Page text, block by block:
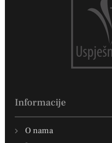
Informacije
O nama